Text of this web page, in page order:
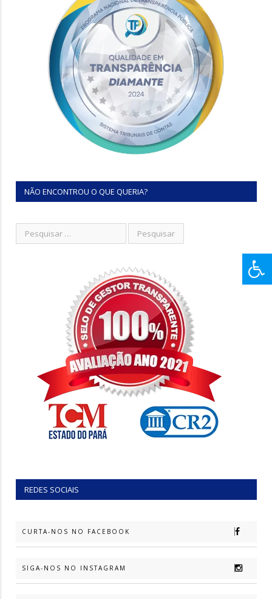
NÃO ENCONTROU O QUE QUERIA?
REDES SOCIAIS
CURTA-NOS NO FACEBOOK
SIGA-NOS NO INSTAGRAM